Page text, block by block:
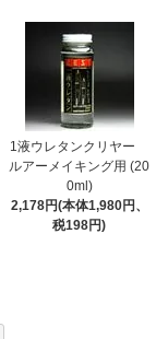
1液ウレタンクリヤー
ルアーメイキング用 (20
0ml)
2,178円(本体1,980円、
税198円)